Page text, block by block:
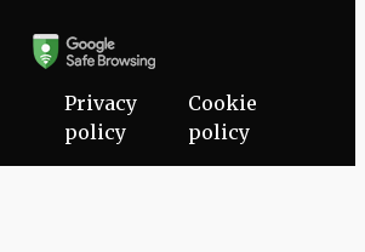
Privacy
policy
Cookie
policy